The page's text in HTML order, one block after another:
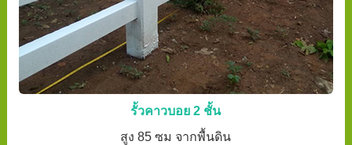
รั้วคาวบอย 2 ชั้น
สูง 85 ซม จากพื้นดิน